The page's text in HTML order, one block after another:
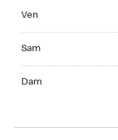
Ven
Sam
Dam